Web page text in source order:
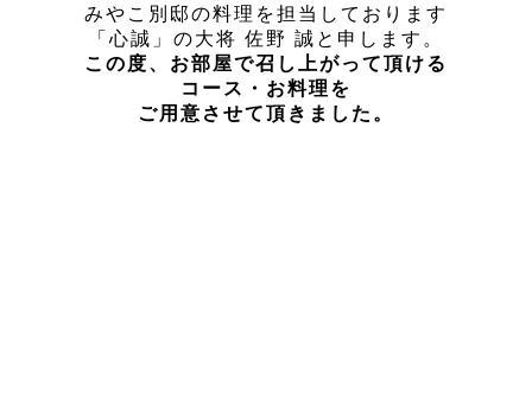
みやこ別邸の料理を担当しております
「心誠」の大将 佐野 誠と申します。
この度、お部屋で召し上がって頂ける
コース・お料理を
ご用意させて頂きました。